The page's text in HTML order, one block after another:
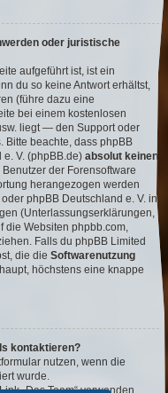
oder juristische
aufgeführt ist, ist ein
du so keine Antwort erhältst,
(führe dazu eine
bei einem kostenlosen
liegt — den Support oder
Bitte beachte, dass phpBB
V. (phpBB.de) absolut keinen
der Forensoftware
herangezogen werden
phpBB Deutschland e. V. in
(Unterlassungserklärungen,
die Websiten phpbb.com,
Falls du phpBB Limited
die die Softwarenutzung
höchstens eine knappe
kontaktieren?
nutzen, wenn die
wurde.
„Das Team“ verwenden.